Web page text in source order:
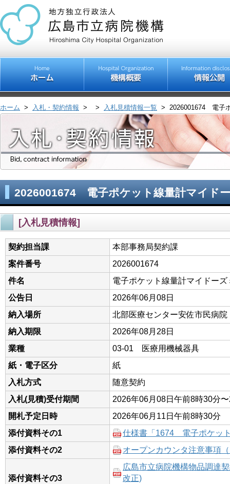
ホーム > 入札・契約情報 > > 入札見積情報一覧 > 2026001674 電子
2026001674 電子ポケット線量計マイド
[入札見積情報]
契約担当課
本部事務局契約課
案件番号
2026001674
件名
電子ポケット線量計マイドー
公告日
2026年06月08日
納入場所
北部医療センター安佐市民病
納入期限
2026年08月28日
業種
03-01 医療用機械器具
紙・電子区分
紙
入札方式
随意契約
入札(見積)受付期間
2026年06月08日午前8時30分
開札予定日時
2026年06月11日午前8時30分
添付資料その1
仕様書「1674 電子ポケッ
添付資料その2
オープンカウンタ注意事項
添付資料その3
広島市立病院機構物品調達
改正)